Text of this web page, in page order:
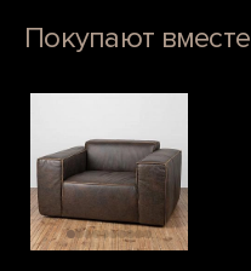
Покупают вместе